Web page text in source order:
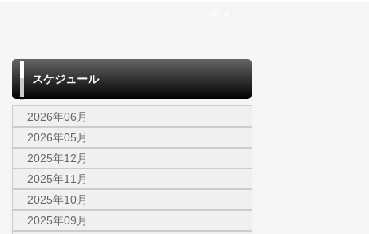
スケジュール
2026年06月
2026年05月
2025年12月
2025年11月
2025年10月
2025年09月